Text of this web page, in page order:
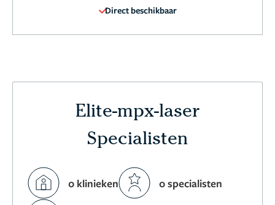
Direct beschikbaar
Elite-mpx-laser
Specialisten
0 klinieken 0 specialisten